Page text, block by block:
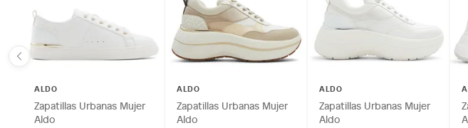
ALDO
Zapatillas Urbanas Mujer
Aldo
ALDO
Zapatillas Urbanas Mujer
Aldo
ALDO
Zapatillas Urbanas Mujer
Aldo